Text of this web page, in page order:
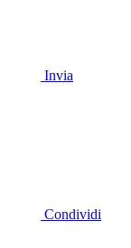
Invia
Condividi